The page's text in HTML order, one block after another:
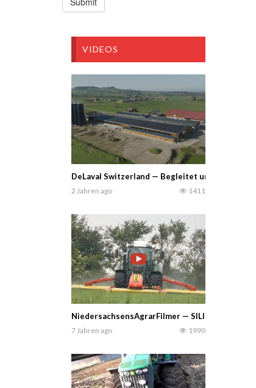
VIDEOS
DeLaval Switzerland — Begleitet uns auf den
2 Jahren ago 1411
NiedersachsensAgrarFilmer — SILIEREN XXL
7 Jahren ago 1990